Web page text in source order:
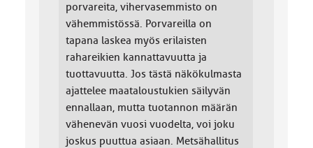
porvareita, vihervasemmisto on
vähemmistössä. Porvareilla on
tapana laskea myös erilaisten
rahareikien kannattavuutta ja
tuottavuutta. Jos tästä näkökulmasta
ajattelee maataloustukien säilyvän
ennallaan, mutta tuotannon määrän
vähenevän vuosi vuodelta, voi joku
joskus puuttua asiaan. Metsähallitus